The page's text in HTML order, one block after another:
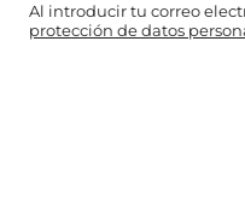
Al introducir tu correo
protección de datos